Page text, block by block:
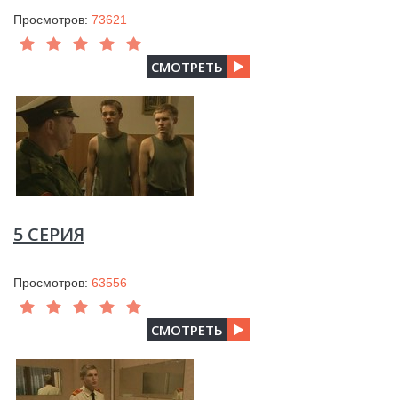
Просмотров: 73621
СМОТРЕТЬ
5 СЕРИЯ
Просмотров: 63556
СМОТРЕТЬ